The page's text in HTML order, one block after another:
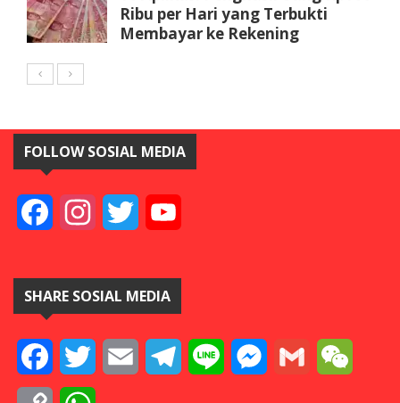
Ribu per Hari yang Terbukti
Membayar ke Rekening
FOLLOW SOSIAL MEDIA
FacebookInstagramTwitter
SHARE SOSIAL MEDIA
FacebookTwitter Email TelegramLine Messenger
Gmail